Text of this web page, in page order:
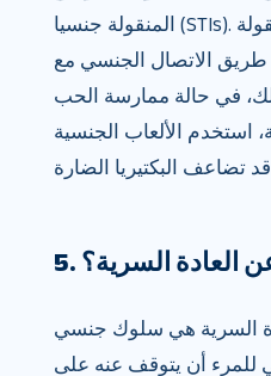
المنقولة جنسيا (STIs). تحدث الأمراض المنقولة
الاتصال الجنسي مع
في حالة ممارسة الحب
استخدم الألعاب الجنسية
العادة السرية؟
السرية هي سلوك جنسي
للمرء أن يتوقف عنه على